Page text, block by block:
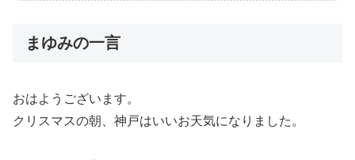
まゆみの一言
おはようございます。
クリスマスの朝、神戸はいいお天気になりました。